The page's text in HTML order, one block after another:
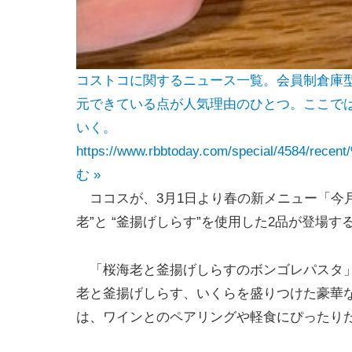
コストコに関するニュース一覧。会員制倉
元できている点が人気理由のひとつ。ここ
いく。
https://www.rbbtoday.com/special/4584/
む »
ココスが、3月1日より春の新メニュー「今
老”と “釜揚げしらす”を使用した2品が登場す
「桜海老と釜揚げしらすのボンゴレパスタ
老と釜揚げしらす、いくらを盛りつけた豪華
は、ワインとのペアリングや軽食にぴったり